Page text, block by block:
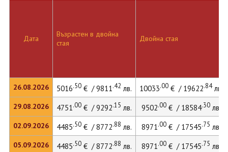
Дата
26.08.2026
29.08.2026
02.09.2026
05.09.2026
Възрастен в двойна
стая
Двойна стая
5016.50€ / 9811.42 лв. 10033.00€ / 19622.84лв.
4751.00€ / 9292.15 лв. 9502.00€ / 18584.30лв.
4485.50€ / 8772.88 лв. 8971.00€ / 17545.75 лв.
4485.50€ / 8772.88 лв. 8971.00€ / 17545.75 лв.